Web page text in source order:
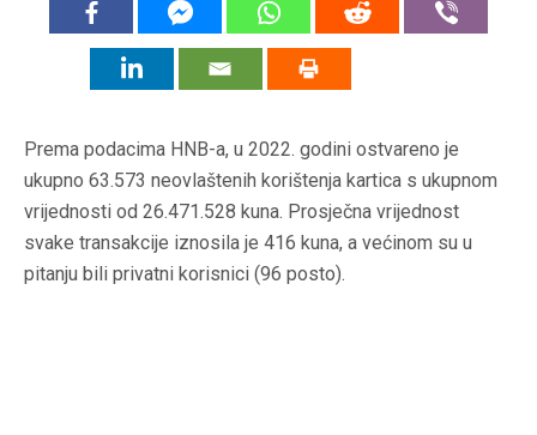
Prema podacima HNB-a, u 2022. godini ostvareno je
ukupno 63.573 neovlaštenih korištenja kartica s ukupnom
vrijednosti od 26.471.528 kuna. Prosječna vrijednost
svake transakcije iznosila je 416 kuna, a većinom su u
pitanju bili privatni korisnici (96 posto).